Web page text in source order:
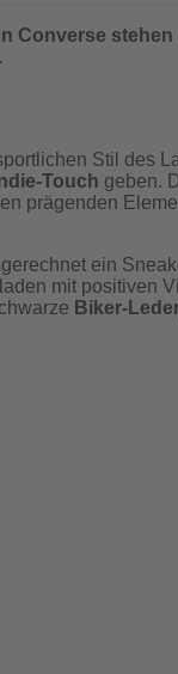
Converse
Stil des
Touch geben.
prägenden
ein
mit positiven
Biker-